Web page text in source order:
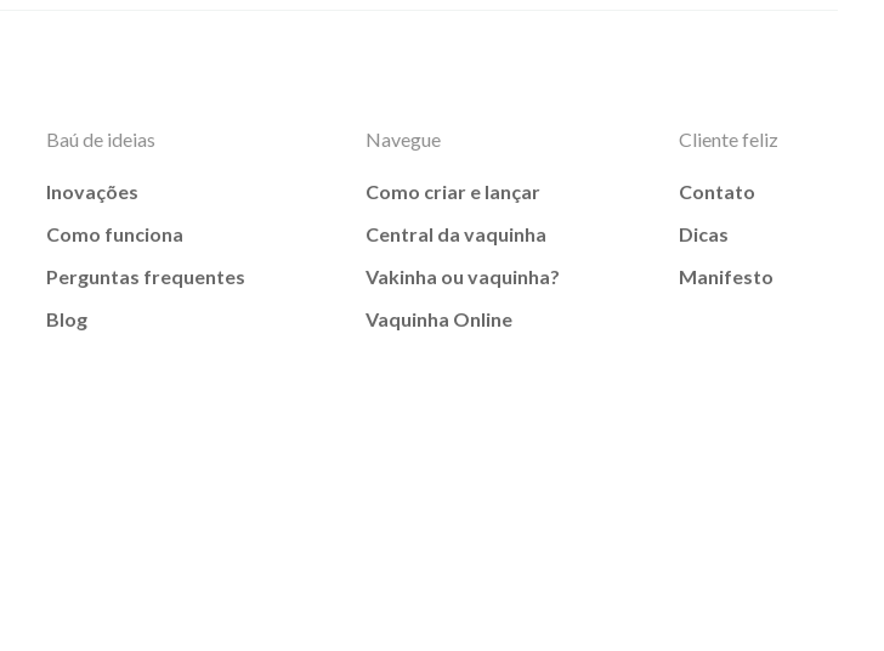
Baú de ideias
Inovações
Como funciona
Perguntas frequentes
Blog
Navegue
Como criar e lançar
Central da vaquinha
Vakinha ou vaquinha?
Vaquinha Online
Cliente feliz
Contato
Dicas
Manifesto